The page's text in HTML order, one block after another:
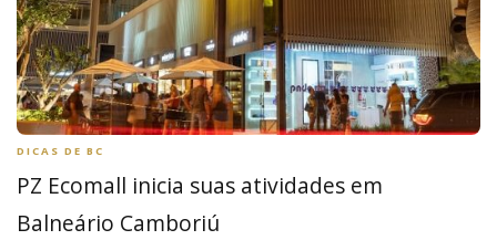
DICAS DE BC
PZ Ecomall inicia suas atividades em
Balneário Camboriú